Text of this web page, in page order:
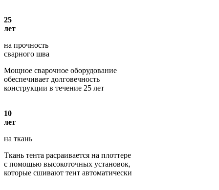
25
лет
на прочность
сварного шва
Мощное сварочное оборудование
обеспечивает долговечность
конструкции в течение 25 лет
10
лет
на ткань
Ткань тента расраивается на плоттере
с помощью высокоточных установок,
которые сшивают тент автоматически